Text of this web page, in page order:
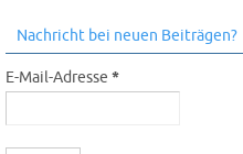
Nachricht bei neuen Beiträgen?
E-Mail-Adresse *